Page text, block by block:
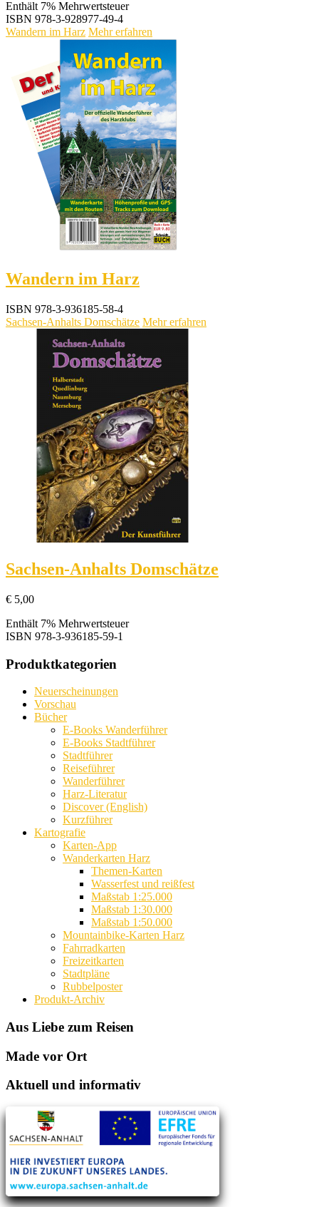
Enthält 7% Mehrwertsteuer
ISBN 978-3-928977-49-4
Wandern im Harz Mehr erfahren
Wandern im Harz
ISBN 978-3-936185-58-4
Sachsen-Anhalts Domschätze Mehr erfahren
Sachsen-Anhalts Domschätze
€ 5,00
Enthält 7% Mehrwertsteuer
ISBN 978-3-936185-59-1
Produktkategorien
Neuerscheinungen
Vorschau
Bücher
E-Books Wanderführer
E-Books Stadtführer
Stadtführer
Reiseführer
Wanderführer
Harz-Literatur
Discover (English)
Kurzführer
Kartografie
Karten-App
Wanderkarten Harz
Themen-Karten
Wasserfest und reißfest
Maßstab 1:25.000
Maßstab 1:30.000
Maßstab 1:50.000
Mountainbike-Karten Harz
Fahrradkarten
Freizeitkarten
Stadtpläne
Rubbelposter
Produkt-Archiv
Aus Liebe zum Reisen
Made vor Ort
Aktuell und informativ